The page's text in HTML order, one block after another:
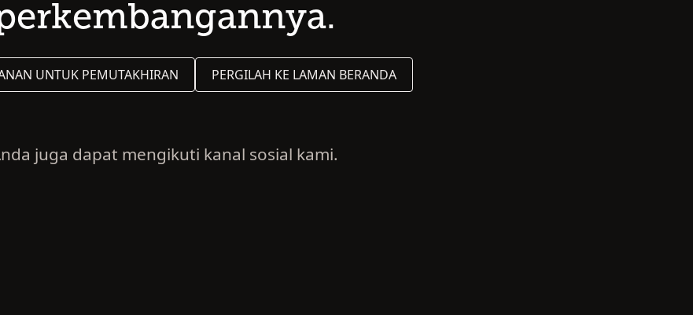
UNTUK PEMUTAKHIRAN PERGILAH KE LAMAN BERANDA
juga dapat mengikuti kanal sosial kami.